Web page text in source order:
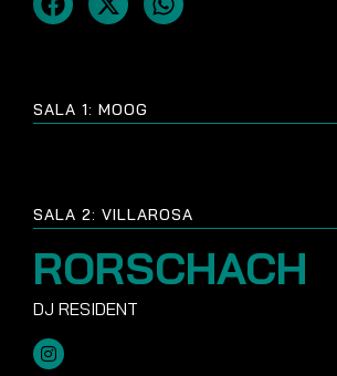
SALA 1: MOOG
SALA 2: VILLAROSA
RORSCHACH